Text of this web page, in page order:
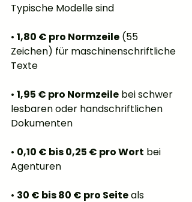
Typische Modelle sind
• 1,80 € pro Normzeile (55
Zeichen) für maschinenschriftliche
Texte
• 1,95 € pro Normzeile bei schwer
lesbaren oder handschriftlichen
Dokumenten
• 0,10 € bis 0,25 € pro Wort bei
Agenturen
• 30 € bis 80 € pro Seite als